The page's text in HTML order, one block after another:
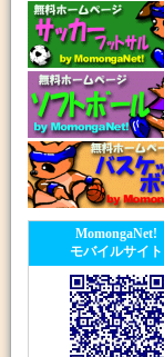
MomongaNet!
モバイルサイト